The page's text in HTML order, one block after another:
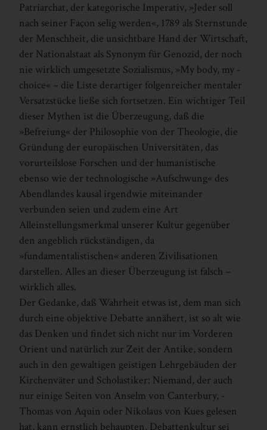
Patriarchat, der kategorische Imperativ, »Jeder soll
nach seiner Façon selig werden«, 1789 als Sternstunde
der Menschheit, die unsichtbare Hand der Wirtschaft,
der Nationalstaat als Synonym für Genozid, der noch
nie wirklich umgesetzte Sozialismus, »My body, my ­
choice« – die Liste derartiger folgenreicher mentaler
Versatzstücke ließe sich fortsetzen. Ein wichtiger Teil
dieser Mythen ist die Überzeugung, daß die
»Befreiung« der Philosophie von der Theologie, die
Gründung der europäischen Universitäten, das
vorurteilslose Forschen und der humanistische
ebenso wie der technologische »Aufschwung« des
Abendlandes kausal irgendwie miteinander
verbunden seien und zudem eine Art
Alleinstellungsmerkmal unserer Kultur gegenüber
den angeblich rückständigen, da
»fundamentalistischen« anderen Zivilisationen
darstellen. Alles an dieser Überzeugung ist falsch –
wirklich alles.
Der Gedanke, daß Wahrheit etwas ist, dem man sich
durch eine objektive Debatte annähert, ist so alt wie
das Denken und findet sich nicht nur im Vorderen
Orient und natürlich zur Zeit der Antike, sondern
auch in den gewaltigen geistigen Lehrgebäuden der
Kirchenväter und Scholastiker: Niemand, der auch
nur einige Seiten von ­Anselm von ­Canterbury, ­
Thomas von ­Aquin oder ­Nikolaus von ­Kues gelesen
hat, kann ernstlich behaupten, Debattenkultur sei